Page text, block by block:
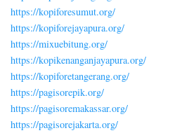
https://kopiforesumut.org/
https://kopiforejayapura.org/
https://mixuebitung.org/
https://kopikenanganjayapura.org/
https://kopiforetangerang.org/
https://pagisorepik.org/
https://pagisoremakassar.org/
https://pagisorejakarta.org/